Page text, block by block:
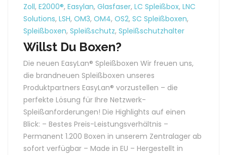
Zoll, E2000®, Easylan, Glasfaser, LC Spleißbox, LNC
Solutions, LSH, OM3, OM4, OS2, SC Spleißboxen,
Spleißboxen, Spleißschutz, Spleißschutzhalter
Willst Du Boxen?
Die neuen EasyLan® Spleißboxen Wir freuen uns,
die brandneuen Spleißboxen unseres
Produktpartners EasyLan® vorzustellen – die
perfekte Lösung für Ihre Netzwerk-
Spleißanforderungen! Die Highlights auf einen
Blick: – Bestes Preis-Leistungsverhältnis –
Permanent 1.200 Boxen in unserem Zentralager ab
sofort verfügbar – Made in EU – Hergestellt in